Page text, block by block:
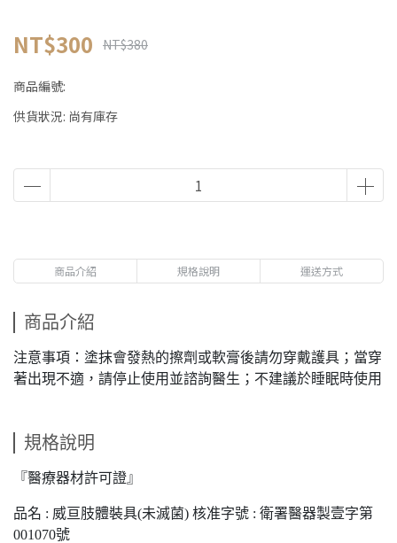
NT$300 NT$380
商品編號:
供貨狀況: 尚有庫存
商品介紹 規格說明 運送方式
商品介紹
注意事項：塗抹會發熱的擦劑或軟膏後請勿穿戴護具；當穿
著出現不適，請停止使用並諮詢醫生；不建議於睡眠時使用
規格說明
『醫療器材許可證』
品名 : 威亘肢體裝具(未滅菌) 核准字號 : 衛署醫器製壹字第
001070號